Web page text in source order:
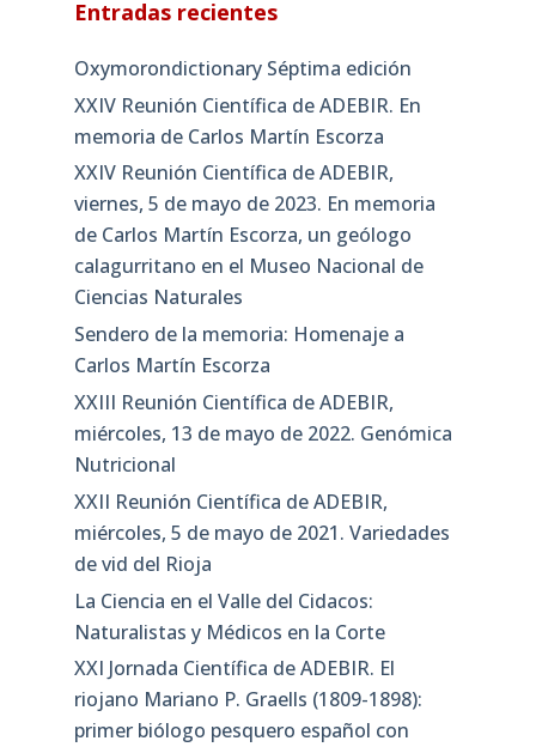
Entradas recientes
Oxymorondictionary Séptima edición
XXIV Reunión Científica de ADEBIR. En
memoria de Carlos Martín Escorza
XXIV Reunión Científica de ADEBIR,
viernes, 5 de mayo de 2023. En memoria
de Carlos Martín Escorza, un geólogo
calagurritano en el Museo Nacional de
Ciencias Naturales
Sendero de la memoria: Homenaje a
Carlos Martín Escorza
XXIII Reunión Científica de ADEBIR,
miércoles, 13 de mayo de 2022. Genómica
Nutricional
XXII Reunión Científica de ADEBIR,
miércoles, 5 de mayo de 2021. Variedades
de vid del Rioja
La Ciencia en el Valle del Cidacos:
Naturalistas y Médicos en la Corte
XXI Jornada Científica de ADEBIR. El
riojano Mariano P. Graells (1809-1898):
primer biólogo pesquero español con